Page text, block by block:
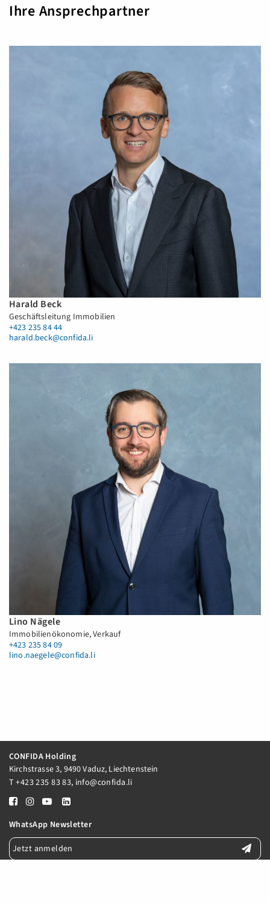
Ihre Ansprechpartner
Harald Beck
Geschäftsleitung Immobilien
+423 235 84 44
harald.beck@confida.li
Lino Nägele
Immobilienökonomie, Verkauf
+423 235 84 09
lino.naegele@confida.li
CONFIDA Holding
Kirchstrasse 3, 9490 Vaduz, Liechtenstein
T+423 235 83 83, info@confida.li
WhatsApp Newsletter
Jetzt anmelden